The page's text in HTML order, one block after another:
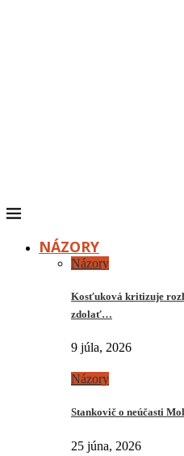
NÁZORY
Názory
Kosťuková kritizuje
zdolať…
9 júla, 2026
Názory
Stankovič o neúčasti
25 júna, 2026